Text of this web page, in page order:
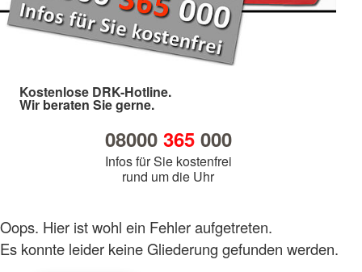
Kostenlose DRK-Hotline.
Wir beraten Sie gerne.
08000 365000
Infos für Sie kostenfrei
rund um die Uhr
Oops. Hier ist wohl ein Fehler aufgetreten.
Es konnte leider keine Gliederung gefunden werden.